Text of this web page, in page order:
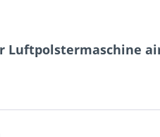
Luftpolstermaschine